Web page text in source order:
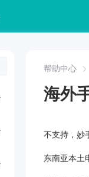
帮助中心
海外
不支持，妙
东南亚本土